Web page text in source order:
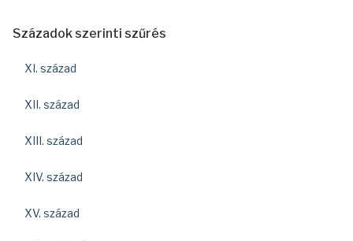
Századok szerinti szűrés
XI. század
XII. század
XIII. század
XIV. század
XV. század